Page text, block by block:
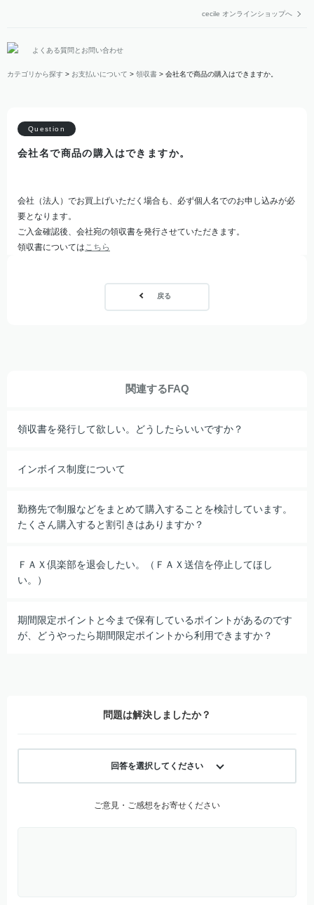
cecile オンラインショップへ
よくある質問とお問い合わせ
カテゴリから探す > お支払いについて > 領収書 > 会社名で商品の購入はできますか。
会社名で商品の購入はできますか。
会社（法人）でお買上げいただく場合も、必ず個人名でのお申し込みが必
要となります。
ご入金確認後、会社宛の領収書を発行させていただきます。
領収書についてはこちら
戻る
関連するFAQ
領収書を発行して欲しい。どうしたらいいですか？
インボイス制度について
勤務先で制服などをまとめて購入することを検討しています。
たくさん購入すると割引きはありますか？
ＦＡＸ倶楽部を退会したい。（ＦＡＸ送信を停止してほし
い。）
期間限定ポイントと今まで保有しているポイントがあるのです
が、どうやったら期間限定ポイントから利用できますか？
問題は解決しましたか？
回答を選択してください
ご意見・ご感想をお寄せください